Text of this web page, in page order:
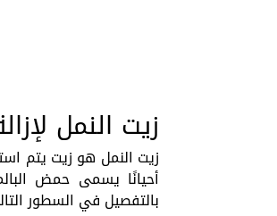
زيت النمل
زيت النمل هو زيت يتم
أحيانًا يسمى حمض
بالتفصيل في السطور